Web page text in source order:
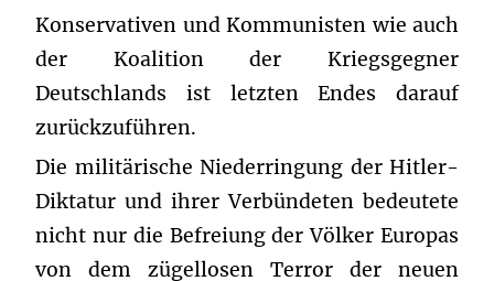
Konservativen und Kommunisten wie auch
der Koalition der Kriegsgegner
Deutschlands ist letzten Endes darauf
zurückzuführen.
Die militärische Niederringung der Hitler-
Diktatur und ihrer Verbündeten bedeutete
nicht nur die Befreiung der Völker Europas
von dem zügellosen Terror der neuen